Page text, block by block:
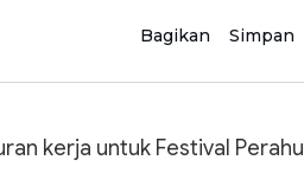
Bagikan Simpan
kerja untuk Festival Perahu